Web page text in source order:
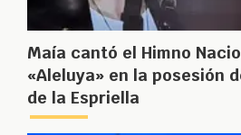
Maía cantó el Himno
«Aleluya» en la posesión
de la Espriella